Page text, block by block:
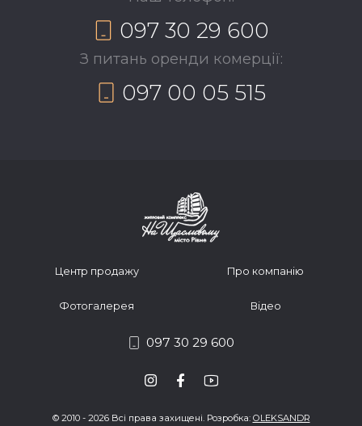
097 30 29 600
З питань оренди комерції:
097 00 05 515
Центр продажу Про компанію
Фотогалерея Відео
097 30 29 600
© 2010 - 2026 Всі права захищені. Розробка: OLEKSANDR